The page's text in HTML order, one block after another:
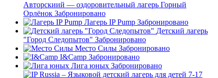
Авторскиий — оздоровительный лагерь Горный
Орлёнок Забронировано
Лагерь IP Pump Забронировано
Детский лагерь
"Город Следопытов" Забронировано
Место Силы Забронировано
I&Camp Забронировано
Лига юных Забронировано